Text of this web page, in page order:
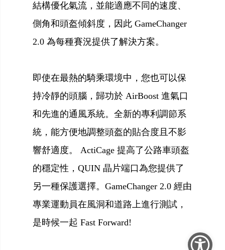
結構優化氣流，並能適應不同的速度、
側角和頭盔傾斜度，因此 GameChanger
2.0 為每種賽況提供了解決方案。
即使在最熱的騎乘環境中，您也可以保
持冷靜的頭腦，歸功於 AirBoost 進氣口
和先進的通風系統。全新的專利調節系
統，能方便地調整頭盔的貼合度且不影
響舒適度。 ActiCage 提高了公路車頭盔
的穩定性，QUIN 晶片端口為您提供了
另一種保護選擇。GameChanger 2.0 經由
專業運動員在風洞和道路上進行測試，
是時候一起 Fast Forward!